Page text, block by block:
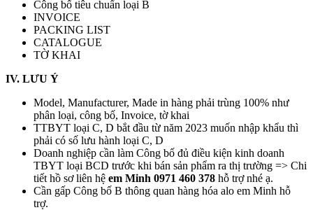
Công bố tiêu chuẩn loại B
INVOICE
PACKING LIST
CATALOGUE
TỜ KHAI
IV. LƯU Ý
Model, Manufacturer, Made in hàng phải trùng 100% như
phân loại, công bố, Invoice, tờ khai
TTBYT loại C, D bắt đầu từ năm 2023 muốn nhập khẩu thì
phải có số lưu hành loại C, D
Doanh nghiệp cần làm Công bố đủ điều kiện kinh doanh
TBYT loại BCD trước khi bán sản phẩm ra thị trường => Chi
tiết hồ sơ liên hệ em Minh 0971 460 378 hỗ trợ nhé ạ.
Cần gấp Công bố B thông quan hàng hóa alo em Minh hỗ
trợ.